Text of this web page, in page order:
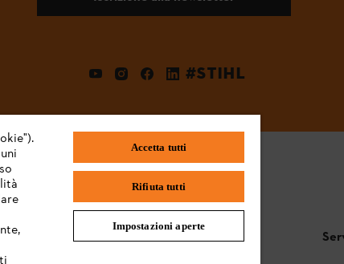
#STIHL
STIHL FAQ
Accetta tutti
Rifiuta tutti
Impostazioni aperte